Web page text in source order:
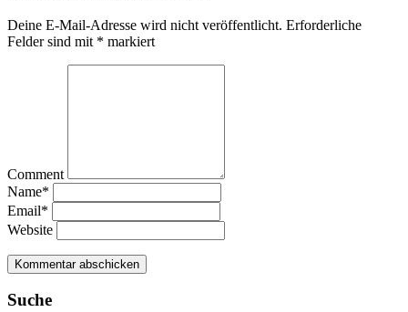
Deine E-Mail-Adresse wird nicht veröffentlicht. Erforderliche
Felder sind mit * markiert
Comment
Name*
Email*
Website
Suche